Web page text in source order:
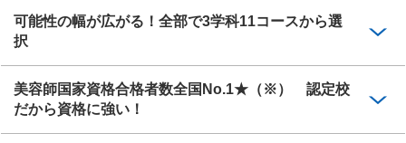
可能性の幅が広がる！全部で3学科11コースから選
択
美容師国家資格合格者数全国No.1★（※） 認定校
だから資格に強い！